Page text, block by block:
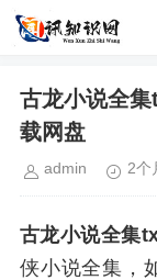
古龙小说全
载网盘
admin 2个
古龙小说全集
侠小说全集，